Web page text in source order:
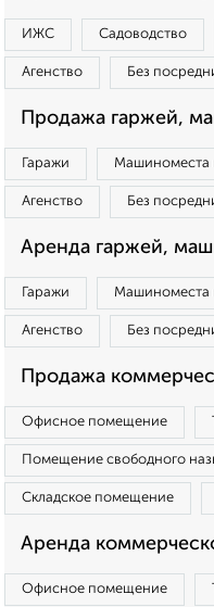
ИЖС Садоводство
Агенство Без
Продажа гаржей,
Гаражи Машиноместа
Агенство Без
Аренда гаржей,
Гаражи Машиноместа
Агенство Без
Продажа
Офисное помещение
Помещение свободного
Складское помещение
Аренда
Офисное помещение